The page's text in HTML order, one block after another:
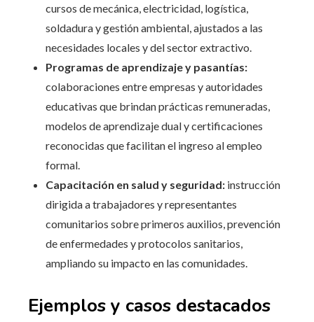
cursos de mecánica, electricidad, logística,
soldadura y gestión ambiental, ajustados a las
necesidades locales y del sector extractivo.
Programas de aprendizaje y pasantías:
colaboraciones entre empresas y autoridades
educativas que brindan prácticas remuneradas,
modelos de aprendizaje dual y certificaciones
reconocidas que facilitan el ingreso al empleo
formal.
Capacitación en salud y seguridad: instrucción
dirigida a trabajadores y representantes
comunitarios sobre primeros auxilios, prevención
de enfermedades y protocolos sanitarios,
ampliando su impacto en las comunidades.
Ejemplos y casos destacados